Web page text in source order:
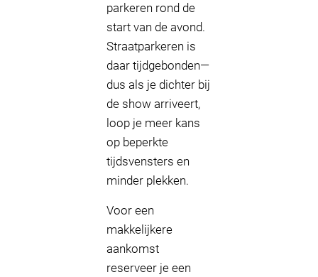
parkeren rond de
start van de avond.
Straatparkeren is
daar tijdgebonden—
dus als je dichter bij
de show arriveert,
loop je meer kans
op beperkte
tijdsvensters en
minder plekken.
Voor een
makkelijkere
aankomst
reserveer je een